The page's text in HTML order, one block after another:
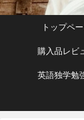
トップペ
購入品レビ
英語独学勉